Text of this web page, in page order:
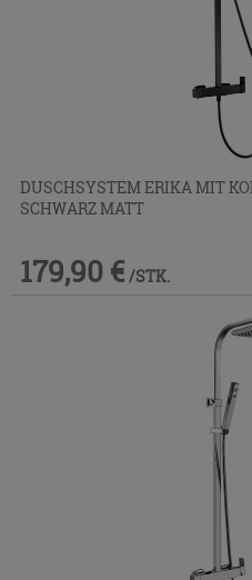
DUSCHSYSTEM ERIKA MIT
SCHWARZ MATT
179,90 € /STK.